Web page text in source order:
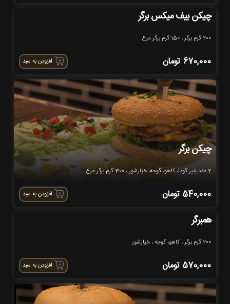
چیکن بیف میکس برگر
200 گرم برگر ، 150 گرم برگر مرغ
670,000 تومان افزودن به سبد
چیکن برگر
2 عدد پنیر گودا، کاهو، گوجه، خیارشور ، 300 گرم برگر مرغ
540,000 تومان افزودن به سبد
همبرگر
200 گرم برگر ، کاهو، گوجه ، خیارشور
570,000 تومان افزودن به سبد